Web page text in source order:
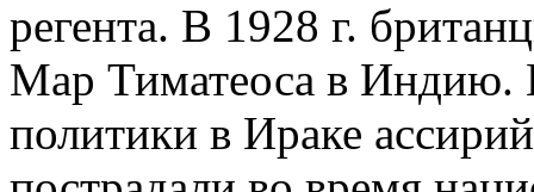
регента. В 1928 г.
Мар Тиматеоса в Индию.
политики в Ираке